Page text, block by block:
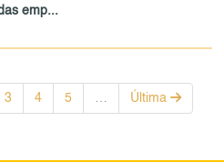
emp...
3 4 5 … Última